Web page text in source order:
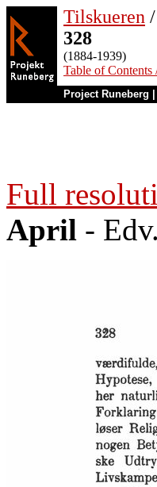
Tilskueren /
328
(1884-1939)
Table of Contents
Project Runeberg
Full
April -